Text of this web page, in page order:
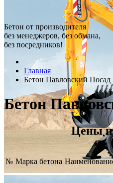
Бетон от производителя
без менеджеров, без обмана,
без посредников!
Главная
Бетон Павловский Посад
Бетон
Цены
№ Марка бетона